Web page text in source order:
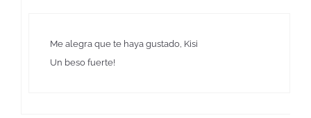
Me alegra que te haya gustado, Kisi
Un beso fuerte!